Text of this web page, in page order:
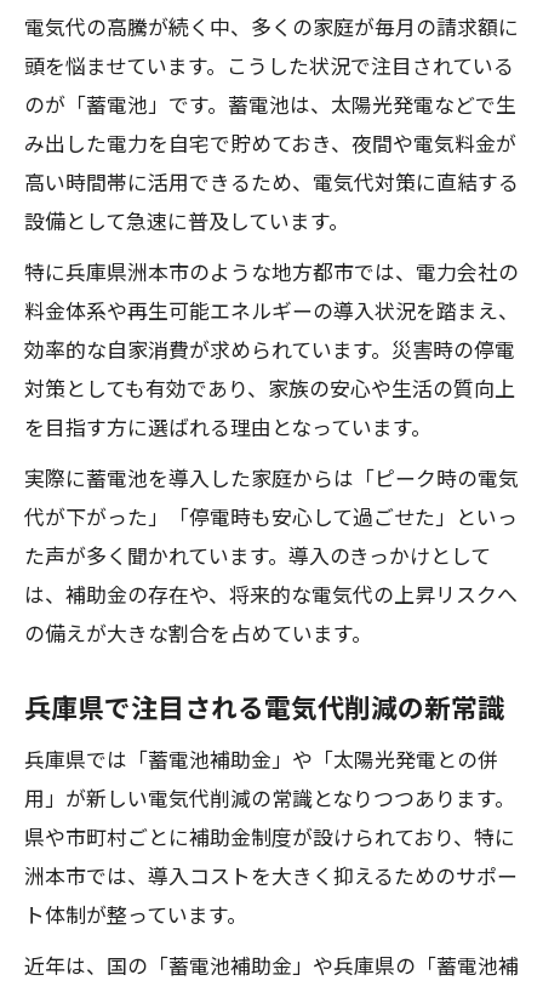
電気代の高騰が続く中、多くの家庭が毎月の請求額に
頭を悩ませています。こうした状況で注目されている
のが「蓄電池」です。蓄電池は、太陽光発電などで生
み出した電力を自宅で貯めておき、夜間や電気料金が
高い時間帯に活用できるため、電気代対策に直結する
設備として急速に普及しています。
特に兵庫県洲本市のような地方都市では、電力会社の
料金体系や再生可能エネルギーの導入状況を踏まえ、
効率的な自家消費が求められています。災害時の停電
対策としても有効であり、家族の安心や生活の質向上
を目指す方に選ばれる理由となっています。
実際に蓄電池を導入した家庭からは「ピーク時の電気
代が下がった」「停電時も安心して過ごせた」といっ
た声が多く聞かれています。導入のきっかけとして
は、補助金の存在や、将来的な電気代の上昇リスクへ
の備えが大きな割合を占めています。
兵庫県で注目される電気代削減の新常識
兵庫県では「蓄電池補助金」や「太陽光発電との併
用」が新しい電気代削減の常識となりつつあります。
県や市町村ごとに補助金制度が設けられており、特に
洲本市では、導入コストを大きく抑えるためのサポー
ト体制が整っています。
近年は、国の「蓄電池補助金」や兵庫県の「蓄電池補